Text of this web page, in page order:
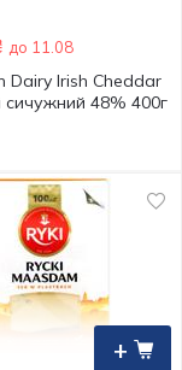
до 11.08
Dairy Irish Cheddar
48% 400г
+